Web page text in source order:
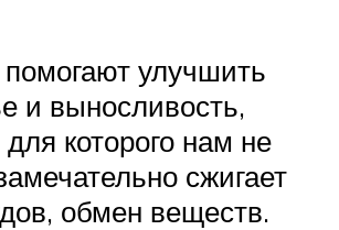
улучшить
и выносливость,
которого нам не
сжигает
обмен веществ.